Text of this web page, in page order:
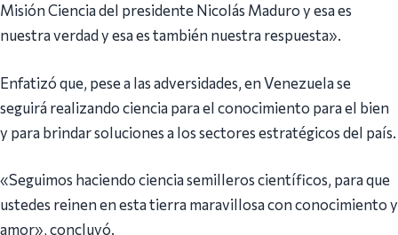
Misión Ciencia del presidente Nicolás Maduro y esa es
nuestra verdad y esa es también nuestra respuesta».
Enfatizó que, pese a las adversidades, en Venezuela se
seguirá realizando ciencia para el conocimiento para el bien
y para brindar soluciones a los sectores estratégicos del país.
«Seguimos haciendo ciencia semilleros científicos, para que
ustedes reinen en esta tierra maravillosa con conocimiento y
amor», concluyó.